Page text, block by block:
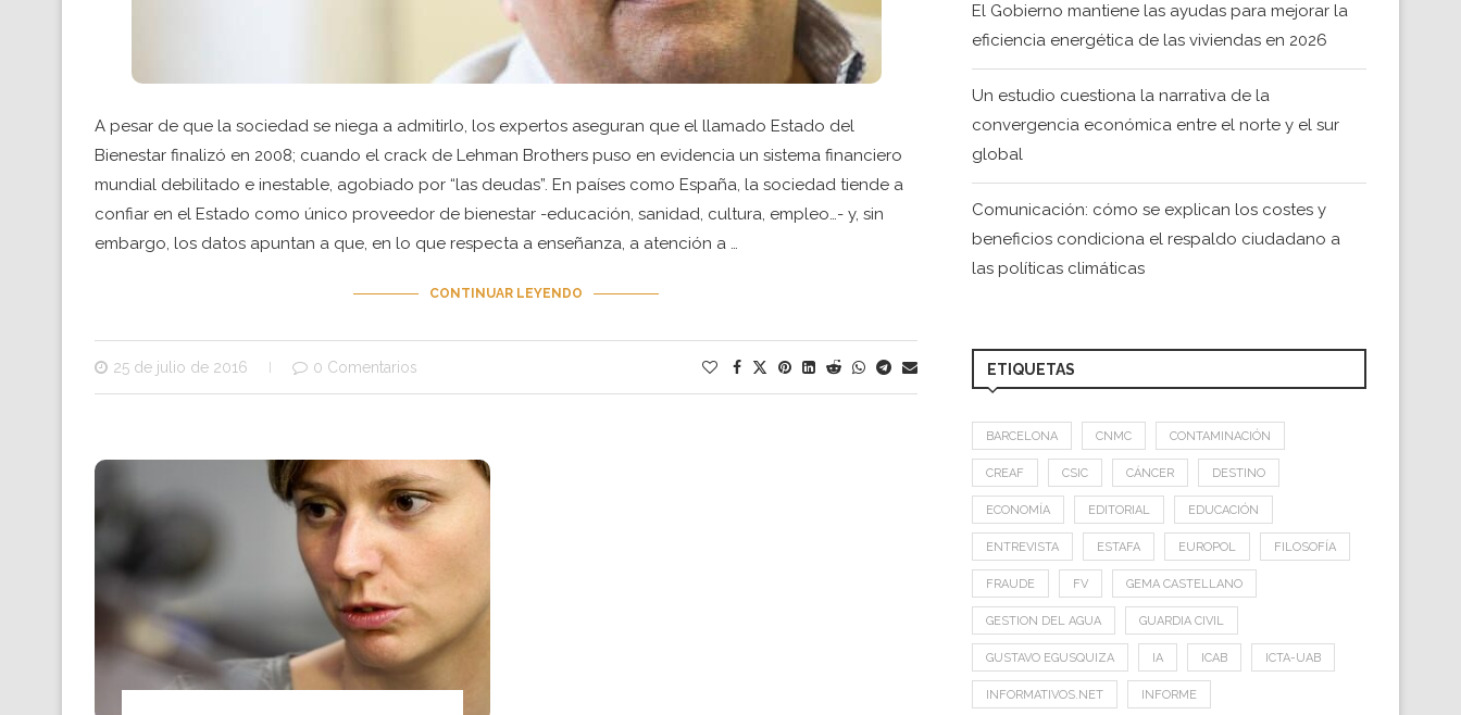
A pesar de que la sociedad se niega a admitirlo, los expertos aseguran que el llamado Estado del
Bienestar finalizó en 2008; cuando el crack de Lehman Brothers puso en evidencia un sistema financiero
mundial debilitado e inestable, agobiado por “las deudas”. En países como España, la sociedad tiende a
confiar en el Estado como único proveedor de bienestar -educación, sanidad, cultura, empleo…- y, sin
embargo, los datos apuntan a que, en lo que respecta a enseñanza, a atención a …
CONTINUAR LEYENDO
25 de julio de 2016 0 Comentarios
El Gobierno mantiene las ayudas para mejorar la
eficiencia energética de las viviendas en 2026
Un estudio cuestiona la narrativa de la
convergencia económica entre el norte y el sur
global
Comunicación: cómo se explican los costes y
beneficios condiciona el respaldo ciudadano a
las políticas climáticas
ETIQUETAS
BARCELONA CNMC CONTAMINACIÓN
CREAF CSIC CÁNCER DESTINO
ECONOMÍA EDITORIAL EDUCACIÓN
ENTREVISTA ESTAFA EUROPOL FILOSOFÍA
FRAUDE FV GEMA CASTELLANO
GESTION DEL AGUA GUARDIA CIVIL
GUSTAVO EGUSQUIZA IA ICAB ICTA-UAB
INFORMATIVOS.NET INFORME